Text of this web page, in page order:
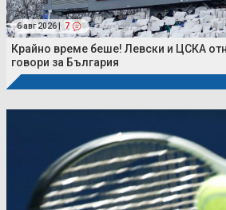
6 авг 2026 | 7
Крайно време беше! Левски и ЦСКА
говори за България